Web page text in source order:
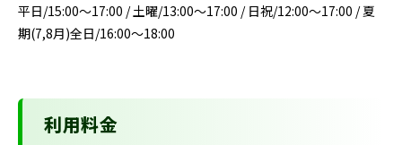
平日/15:00～17:00 / 土曜/13:00～17:00 / 日祝/12:00～17:00 / 夏
期(7,8月)全日/16:00～18:00
利用料金